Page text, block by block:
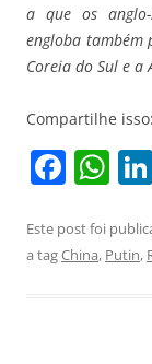
a que os anglo-
engloba também
Coreia do Sul e a
Compartilhe isso:
F
c
e
W
at
s
Este post foi
a tagChina, Putin,